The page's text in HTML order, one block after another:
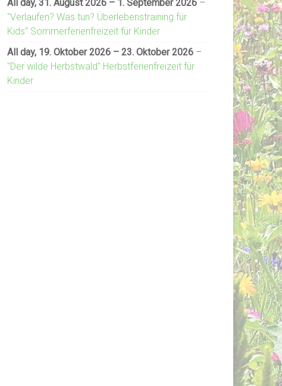
All day,31. August 2026 – 1. September 2026 –
"Verlaufen? Was tun? Überlebenstraining für
Kids" Sommerferienfreizeit für Kinder
All day, 19. Oktober 2026 – 23. Oktober 2026 –
"Der wilde Herbstwald" Herbstferienfreizeit für
Kinder